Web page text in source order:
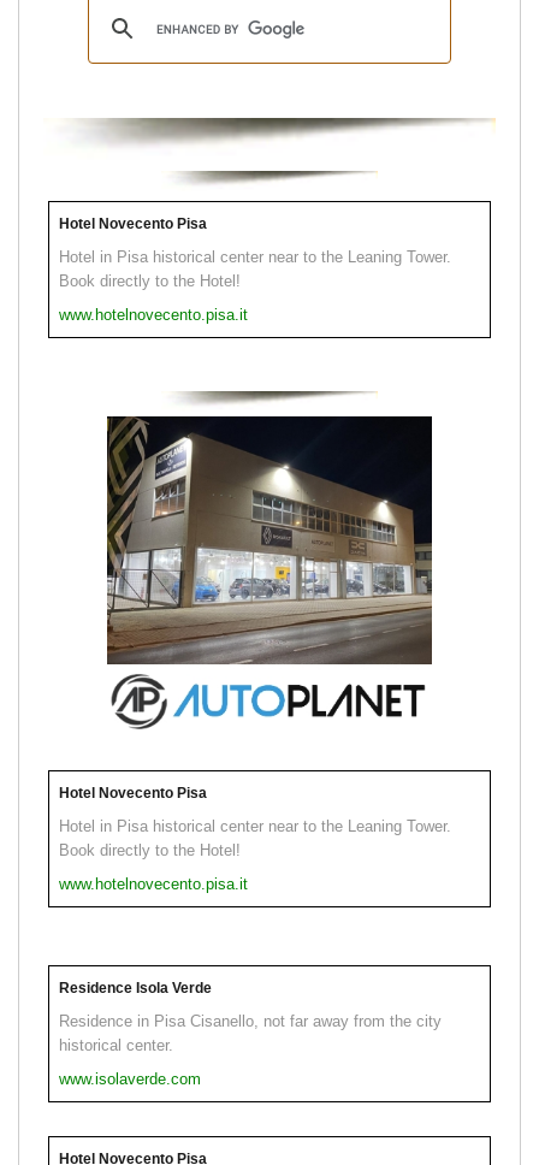
Hotel Novecento Pisa
Hotel in Pisa historical center near to the Leaning Tower.
Book directly to the Hotel!
www.hotelnovecento.pisa.it
Hotel Novecento Pisa
Hotel in Pisa historical center near to the Leaning Tower.
Book directly to the Hotel!
www.hotelnovecento.pisa.it
Residence Isola Verde
Residence in Pisa Cisanello, not far away from the city
historical center.
www.isolaverde.com
Hotel Novecento Pisa